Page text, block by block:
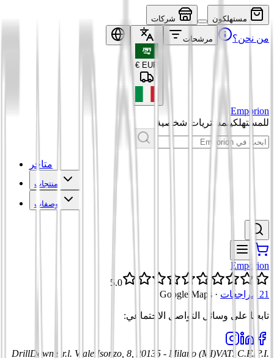
مستهلكون شركات
من نحن؟ مرشحات
EUR
€
Emporion
للمستهلكينمشتريات شخصية
متاجر
منتجات
وصفات
Emporion
5.0
21 مراجعات
·
Google Maps
تابعنا على وسائل التواصل الاجتماعي:
DrillDown s.r.l. Viale Isonzo, 8, 20135 - Milano (MI)VAT: C.F./P.I.